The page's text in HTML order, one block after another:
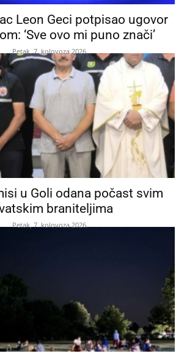
Leon Geci potpisao ugovor
‘Sve ovo mi puno znači’
Petak, 7. kolovoza 2026.
u Goli odana počast svim
braniteljima
Petak, 7. kolovoza 2026.